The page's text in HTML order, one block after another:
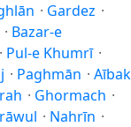
· Gardez ·
· Bazar-e
· Pul-e Khumrī ·
· Paghmān · Aībak
· Ghormach ·
· Nahrīn ·